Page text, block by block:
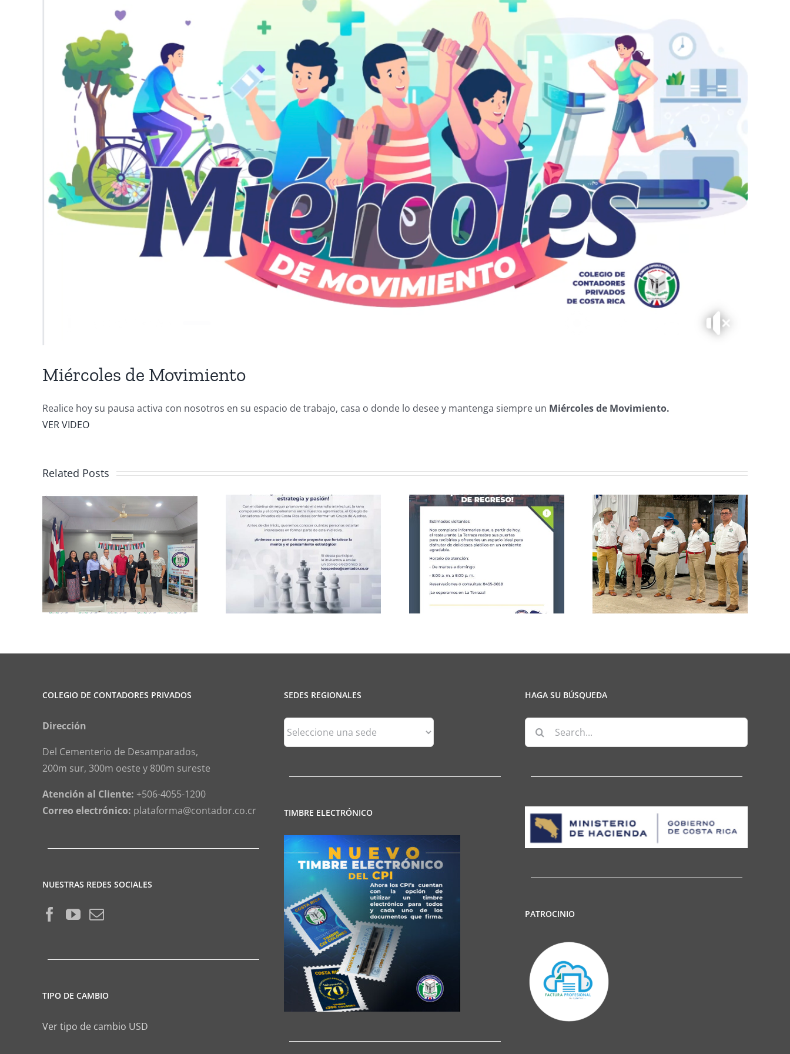
Miércoles de Movimiento
Realice hoy su pausa activa con nosotros en su espacio de trabajo, casa o donde lo desee y mantenga siempre un Miércoles de Movimiento.
VER VIDEO
Related Posts
Club de Ajedrez CCPCR Informa
Celebración de la
25 de Julio
CCPCR Informa
COLEGIO DE CONTADORES PRIVADOS
Dirección
Del Cementerio de Desamparados,
200m sur, 300m oeste y 800m sureste
Atención al Cliente: +506-4055-1200
Correo electrónico: plataforma@contador.co.cr
NUESTRAS REDES SOCIALES
TIPO DE CAMBIO
Ver tipo de cambio USD
SEDES REGIONALES
Sedes
Regionales
TIMBRE ELECTRÓNICO
HAGA SU BÚSQUEDA
Search
for:
PATROCINIO